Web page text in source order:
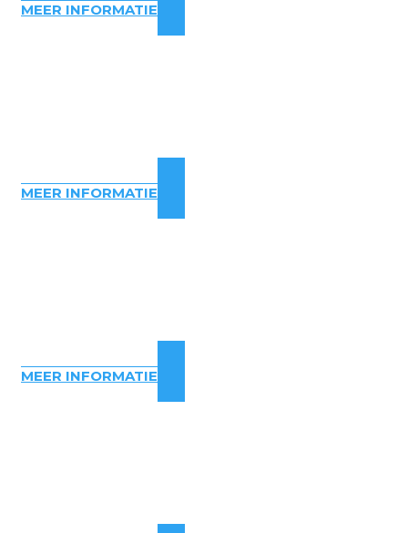
MEER INFORMATIE
MEER INFORMATIE
MEER INFORMATIE